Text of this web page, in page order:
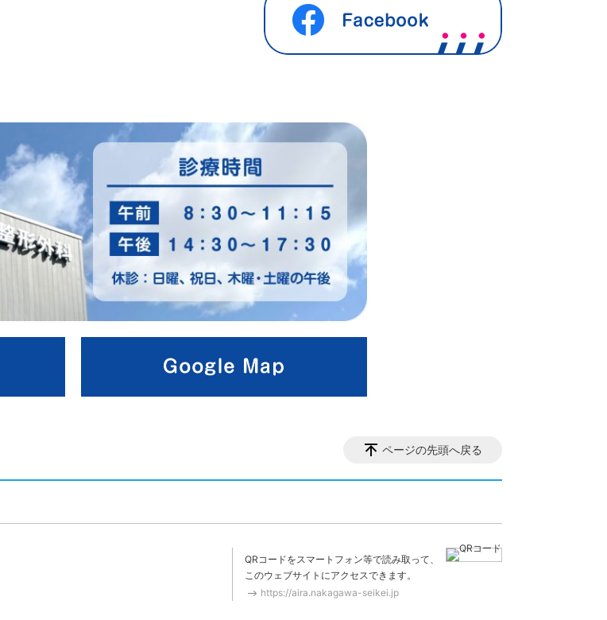
ページの先頭へ戻る
QRコードをスマートフォン等で読み取って、
このウェブサイトにアクセスできます。
https://aira.nakagawa-seikei.jp